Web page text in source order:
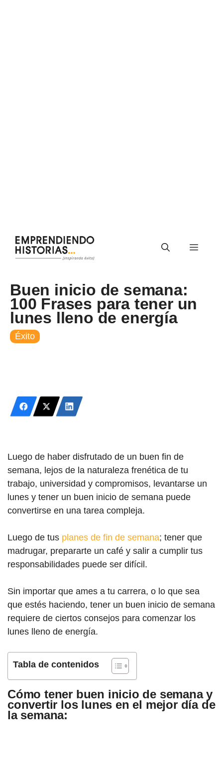
contenido
Menú
Buen inicio de semana:
100 Frases para tener un
lunes lleno de energía
Éxito
Luego de haber disfrutado de un buen fin de
semana, lejos de la naturaleza frenética de tu
trabajo, universidad y compromisos, levantarse un
lunes y tener un buen inicio de semana puede
convertirse en una tarea compleja.
Luego de tus planes de fin de semana; tener que
madrugar, prepararte un café y salir a cumplir tus
responsabilidades puede ser difícil.
Sin importar que ames a tu carrera, o lo que sea
que estés haciendo, tener un buen inicio de semana
requiere de ciertos consejos para comenzar los
lunes lleno de energía.
Tabla de contenidos
Cómo tener buen inicio de semana y
convertir los lunes en el mejor día de
la semana: